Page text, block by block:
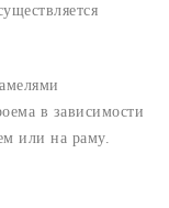
в зависимости
или на раму.